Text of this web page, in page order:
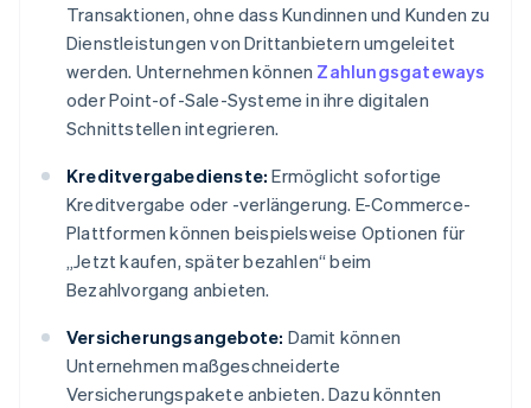
Transaktionen, ohne dass Kundinnen und Kunden zu
Dienstleistungen von Drittanbietern umgeleitet
werden. Unternehmen können Zahlungsgateways
oder Point-of-Sale-Systeme in ihre digitalen
Schnittstellen integrieren.
Kreditvergabedienste: Ermöglicht sofortige
Kreditvergabe oder -verlängerung. E-Commerce-
Plattformen können beispielsweise Optionen für
„Jetzt kaufen, später bezahlen“ beim
Bezahlvorgang anbieten.
Versicherungsangebote: Damit können
Unternehmen maßgeschneiderte
Versicherungspakete anbieten. Dazu könnten